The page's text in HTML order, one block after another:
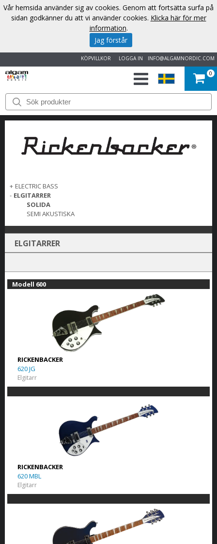
INFO@ALGAMNORDIC.COM
LOGGA IN
KÖPVILLKOR
START
VARUMÄRKEN
NYHETER
OSS
KONTAKT
0
+ ELECTRIC BASS
- ELGITARRER
SOLIDA
SEMI AKUSTISKA
ELGITARRER
Modell 600
RICKENBACKER
620 JG
Elgitarr
RICKENBACKER
620 MBL
Elgitarr
Vår hemsida använder sig av cookies. Genom att fortsätta surfa på
sidan godkänner du att vi använder cookies. Klicka här för mer
information.
Jag förstår